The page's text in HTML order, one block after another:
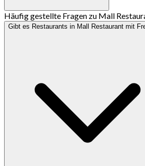
Häufig gestellte Fragen zu Mall
Gibt es Restaurants in Mall Restaurant mit